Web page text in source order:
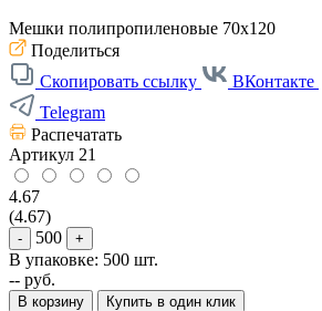
Мешки полипропиленовые 70x120
Поделиться
Скопировать ссылку
ВКонтакте
Telegram
Распечатать
Артикул 21
4.67
(4.67)
- 500 +
В упаковке: 500 шт.
-- руб.
В корзину Купить в один клик